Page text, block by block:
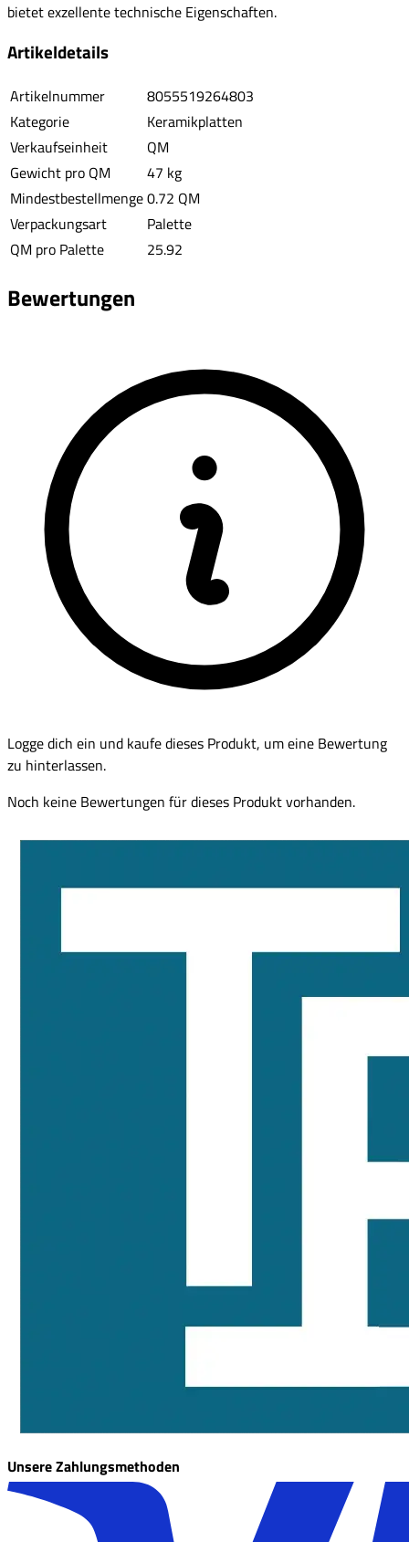
bietet exzellente technische Eigenschaften.
Artikeldetails
Artikelnummer
8055519264803
Kategorie
Keramikplatten
Verkaufseinheit
QM
Gewicht pro QM
47 kg
Mindestbestellmenge0.72 QM
Verpackungsart
Palette
QM pro Palette
25.92
Bewertungen
Logge dich ein und kaufe dieses Produkt, um eine Bewertung
zu hinterlassen.
Noch keine Bewertungen für dieses Produkt vorhanden.
Unsere Zahlungsmethoden